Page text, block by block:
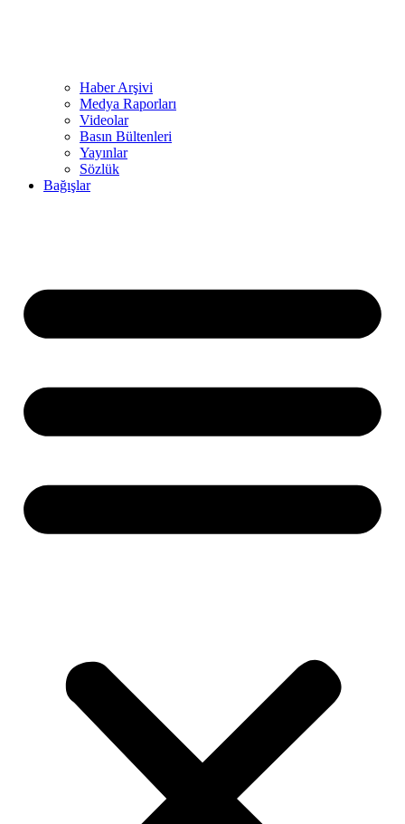
Haber Arşivi
Medya Raporları
Videolar
Basın Bültenleri
Yayınlar
Sözlük
Bağışlar